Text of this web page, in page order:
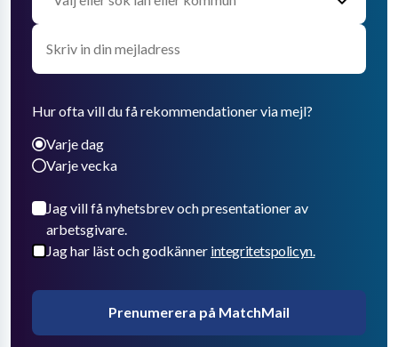
Hur ofta vill du få rekommendationer via mejl?
Varje dag
Varje vecka
Jag vill få nyhetsbrev och presentationer av
arbetsgivare.
Jag har läst och godkänner integritetspolicyn.
Prenumerera på MatchMail